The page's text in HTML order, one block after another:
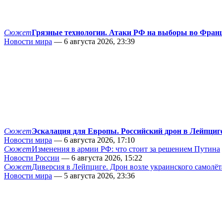
СюжетГрязные технологии. Атаки РФ на выборы во
Новости мира — 6 августа 2026, 23:39
СюжетЭскалация для Европы. Российский дрон в
Новости мира — 6 августа 2026, 17:10
СюжетИзменения в армии РФ: что стоит за решением Путина
Новости России — 6 августа 2026, 15:22
СюжетДиверсия в Лейпциге. Дрон возле украинского
Новости мира — 5 августа 2026, 23:36